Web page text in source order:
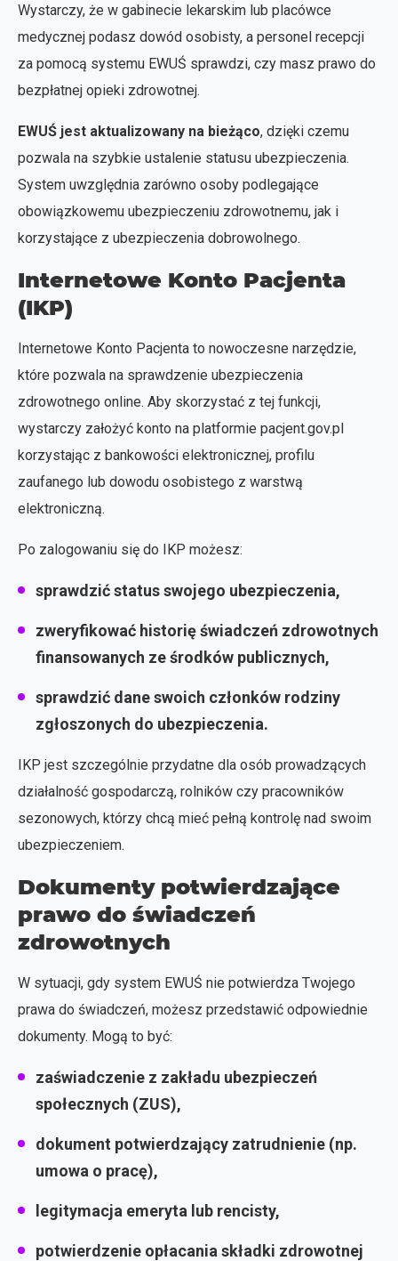
Wystarczy, że w gabinecie lekarskim lub placówce
medycznej podasz dowód osobisty, a personel recepcji
za pomocą systemu EWUŚ sprawdzi, czy masz prawo do
bezpłatnej opieki zdrowotnej.
EWUŚ jest aktualizowany na bieżąco, dzięki czemu
pozwala na szybkie ustalenie statusu ubezpieczenia.
System uwzględnia zarówno osoby podlegające
obowiązkowemu ubezpieczeniu zdrowotnemu, jak i
korzystające z ubezpieczenia dobrowolnego.
Internetowe Konto Pacjenta
(IKP)
Internetowe Konto Pacjenta to nowoczesne narzędzie,
które pozwala na sprawdzenie ubezpieczenia
zdrowotnego online. Aby skorzystać z tej funkcji,
wystarczy założyć konto na platformie pacjent.gov.pl
korzystając z bankowości elektronicznej, profilu
zaufanego lub dowodu osobistego z warstwą
elektroniczną.
Po zalogowaniu się do IKP możesz:
sprawdzić status swojego ubezpieczenia,
zweryfikować historię świadczeń zdrowotnych
finansowanych ze środków publicznych,
sprawdzić dane swoich członków rodziny
zgłoszonych do ubezpieczenia.
IKP jest szczególnie przydatne dla osób prowadzących
działalność gospodarczą, rolników czy pracowników
sezonowych, którzy chcą mieć pełną kontrolę nad swoim
ubezpieczeniem.
Dokumenty potwierdzające
prawo do świadczeń
zdrowotnych
W sytuacji, gdy system EWUŚ nie potwierdza Twojego
prawa do świadczeń, możesz przedstawić odpowiednie
dokumenty. Mogą to być:
zaświadczenie z zakładu ubezpieczeń
społecznych (ZUS),
dokument potwierdzający zatrudnienie (np.
umowa o pracę),
legitymacja emeryta lub rencisty,
potwierdzenie opłacania składki zdrowotnej